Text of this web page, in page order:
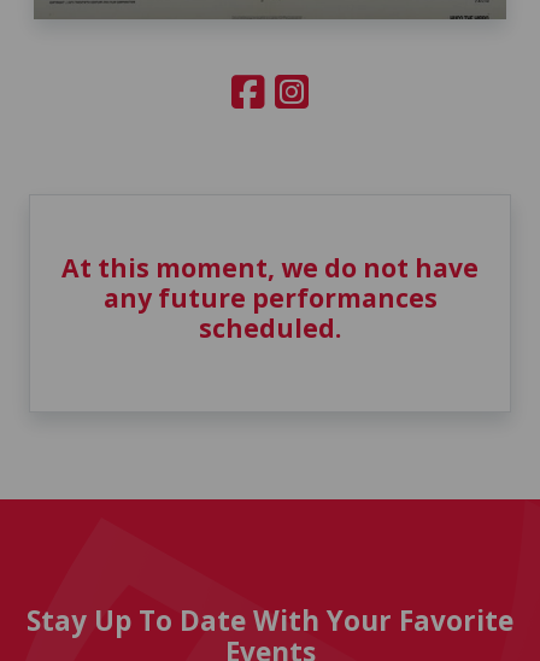
At this moment, we do not have
any future performances
scheduled.
Stay Up To Date With Your Favorite
Events